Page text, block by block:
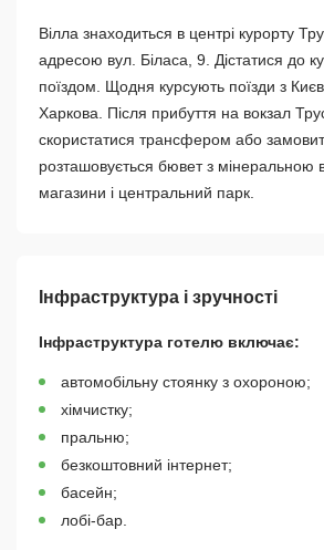
Вілла знаходиться в центрі курорту
адресою вул. Біласа, 9. Дістатися до
поїздом. Щодня курсують поїзди з
Харкова. Після прибуття на вокзал
скористатися трансфером або
розташовується бювет з мінеральною
магазини і центральний парк.
Інфраструктура і зручності
Інфраструктура готелю включає:
автомобільну стоянку з охороною;
хімчистку;
пральню;
безкоштовний інтернет;
басейн;
лобі-бар.